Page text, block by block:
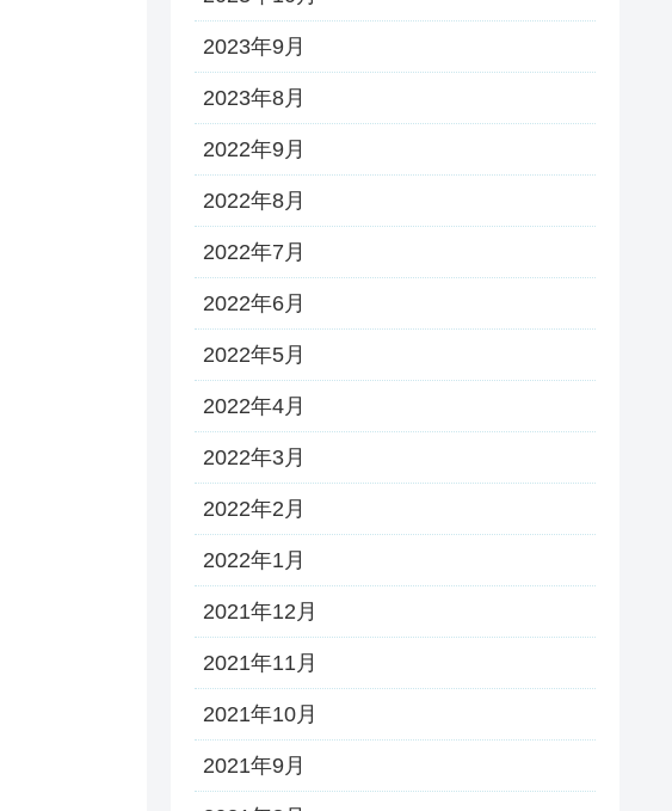
2023年9月
2023年8月
2022年9月
2022年8月
2022年7月
2022年6月
2022年5月
2022年4月
2022年3月
2022年2月
2022年1月
2021年12月
2021年11月
2021年10月
2021年9月